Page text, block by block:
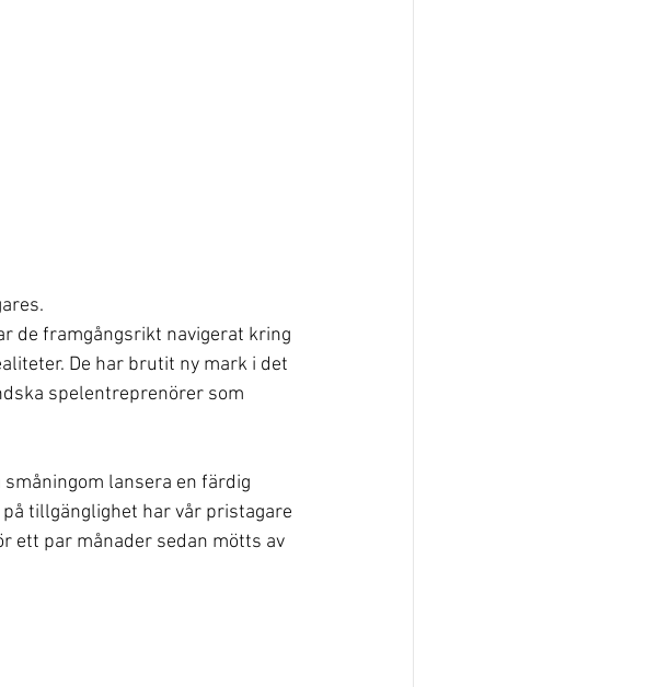
de framgångsrikt navigerat kring
De har brutit ny mark i det
spelentreprenörer som
lansera en färdig
tillgänglighet har vår pristagare
ett par månader sedan mötts av